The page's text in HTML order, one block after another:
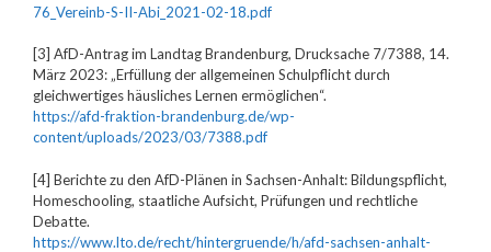
76_Vereinb-S-II-Abi_2021-02-18.pdf
[3] AfD-Antrag im Landtag Brandenburg, Drucksache 7/7388, 14.
März 2023: „Erfüllung der allgemeinen Schulpflicht durch
gleichwertiges häusliches Lernen ermöglichen“.
https://afd-fraktion-brandenburg.de/wp-
content/uploads/2023/03/7388.pdf
[4] Berichte zu den AfD-Plänen in Sachsen-Anhalt: Bildungspflicht,
Homeschooling, staatliche Aufsicht, Prüfungen und rechtliche
Debatte.
https://www.lto.de/recht/hintergruende/h/afd-sachsen-anhalt-